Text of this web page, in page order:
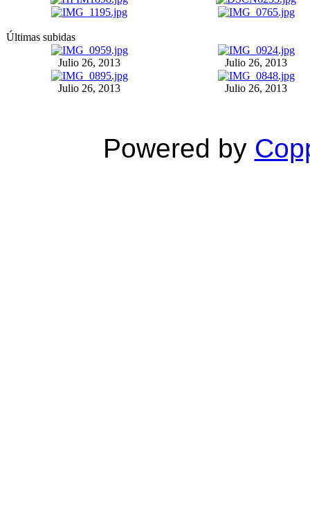
Últimas subidas
Julio 26, 2013 Julio 26, 2013
Julio 26, 2013 Julio 26, 2013
Powered by